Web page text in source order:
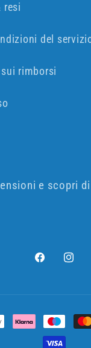
resi
del
rimborsi
e scopri
Facebook